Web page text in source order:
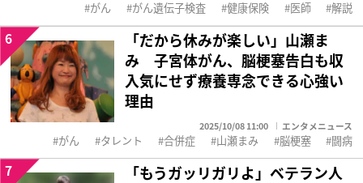
がん がん遺伝子検査 健康保険 医師 解説
「だから休みが楽しい」山瀬ま
み 子宮体がん、脳梗塞告白も収
入気にせず療養専念できる心強い
理由
2025/10/08 11:00 エンタメニュース
6
がん タレント 合併症 山瀬まみ 脳梗塞 闘病
「もうガッリガリよ」ベテラン人
7